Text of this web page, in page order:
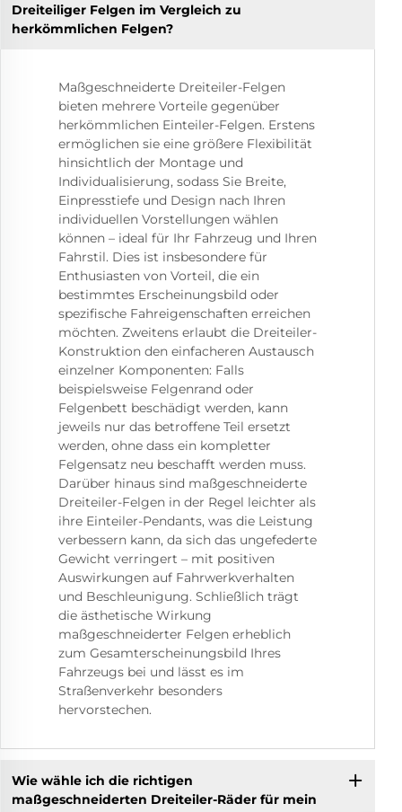
Dreiteiliger Felgen im Vergleich zu
herkömmlichen Felgen?
Maßgeschneiderte Dreiteiler-Felgen
bieten mehrere Vorteile gegenüber
herkömmlichen Einteiler-Felgen. Erstens
ermöglichen sie eine größere Flexibilität
hinsichtlich der Montage und
Individualisierung, sodass Sie Breite,
Einpresstiefe und Design nach Ihren
individuellen Vorstellungen wählen
können – ideal für Ihr Fahrzeug und Ihren
Fahrstil. Dies ist insbesondere für
Enthusiasten von Vorteil, die ein
bestimmtes Erscheinungsbild oder
spezifische Fahreigenschaften erreichen
möchten. Zweitens erlaubt die Dreiteiler-
Konstruktion den einfacheren Austausch
einzelner Komponenten: Falls
beispielsweise Felgenrand oder
Felgenbett beschädigt werden, kann
jeweils nur das betroffene Teil ersetzt
werden, ohne dass ein kompletter
Felgensatz neu beschafft werden muss.
Darüber hinaus sind maßgeschneiderte
Dreiteiler-Felgen in der Regel leichter als
ihre Einteiler-Pendants, was die Leistung
verbessern kann, da sich das ungefederte
Gewicht verringert – mit positiven
Auswirkungen auf Fahrwerkverhalten
und Beschleunigung. Schließlich trägt
die ästhetische Wirkung
maßgeschneiderter Felgen erheblich
zum Gesamterscheinungsbild Ihres
Fahrzeugs bei und lässt es im
Straßenverkehr besonders
hervorstechen.
Wie wähle ich die richtigen
maßgeschneiderten Dreiteiler-Räder für mein